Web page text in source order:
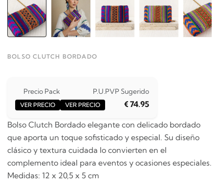
BOLSO CLUTCH BORDADO
Precio Pack
VER PRECIO
P.U.
VER PRECIO
PVP Sugerido
€ 74.95
Bolso Clutch Bordado elegante con delicado bordado
que aporta un toque sofisticado y especial. Su diseño
clásico y textura cuidada lo convierten en el
complemento ideal para eventos y ocasiones especiales.
Medidas: 12 x 20,5 x 5 cm